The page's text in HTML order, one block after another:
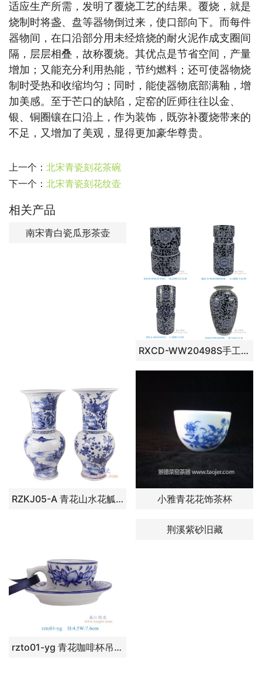
适应生产所需，发明了覆烧工艺的结果。覆烧，就是
烧制时将盏、盘等器物倒过来，使口部向下。而每件
器物间，在口沿部分用未经焙烧的耐火泥作成支圈间
隔，层层相叠，故称覆烧。其优点是节省空间，产量
增加；又能充分利用热能，节约燃料；还可使器物烧
制时受热和收缩均匀；同时，能使器物底部满釉，增
加美感。至于芒口的缺陷，定窑的匠师往往以金、
银、铜圈镶在口沿上，作为装饰，既弥补覆烧带来的
不足，又增加了美观，显得更加豪华尊贵。
上一个： 北宋青瓷刻花茶碗
下一个： 北宋青瓷刻花纹壶
相关产品
南宋青白瓷瓜形茶壶
RXCD-WW20498S手工莲花纹摆件小号 RXCD-WW20498M手工莲花纹摆件中号 RXCD-WW20498L手工莲花纹摆件大号 RXCD-WW20499L手工莲花纹冬瓜瓶大号
RZKJ05-A 青花山水花觚 高：41直径：20口径：20.1底径：12.5重量：3.7KG 小雅青花花饰茶杯
rzto01-yg 青花咖啡杯吊坠吊瓶 高4.5直径7.6
荆溪紫砂旧藏